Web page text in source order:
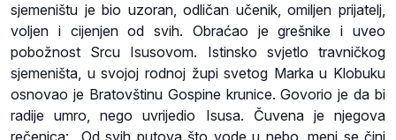
sjemeništu je bio uzoran, odličan učenik, omiljen prijatelj,
voljen i cijenjen od svih. Obraćao je grešnike i uveo
pobožnost Srcu Isusovom. Istinsko svjetlo travničkog
sjemeništa, u svojoj rodnoj župi svetog Marka u Klobuku
osnovao je Bratovštinu Gospine krunice. Govorio je da bi
radije umro, nego uvrijedio Isusa. Čuvena je njegova